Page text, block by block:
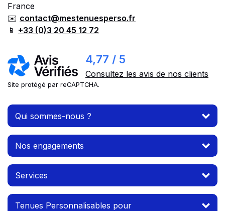
France
✉️ contact@mestenuesperso.fr
📱 +33 (0)3 20 45 12 72
4,77 / 5
Consultez les avis de nos clients
Site protégé par reCAPTCHA.
Qui sommes-nous ?
Nos engagements
Services
Tenues Personnalisables pour